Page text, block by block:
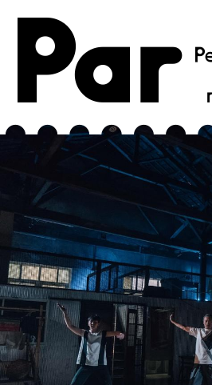
跳到主要内容区块
网站导览